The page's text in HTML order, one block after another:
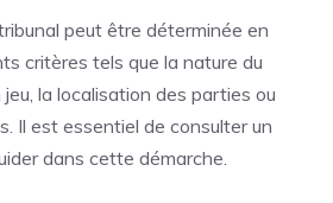
peut être déterminée en
critères tels que la nature du
la localisation des parties ou
Il est essentiel de consulter un
dans cette démarche.